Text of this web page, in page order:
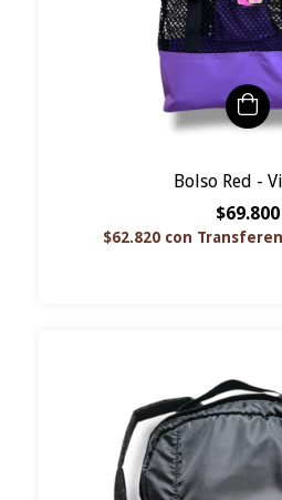
Bolso Red -
$69.800
$62.820 con